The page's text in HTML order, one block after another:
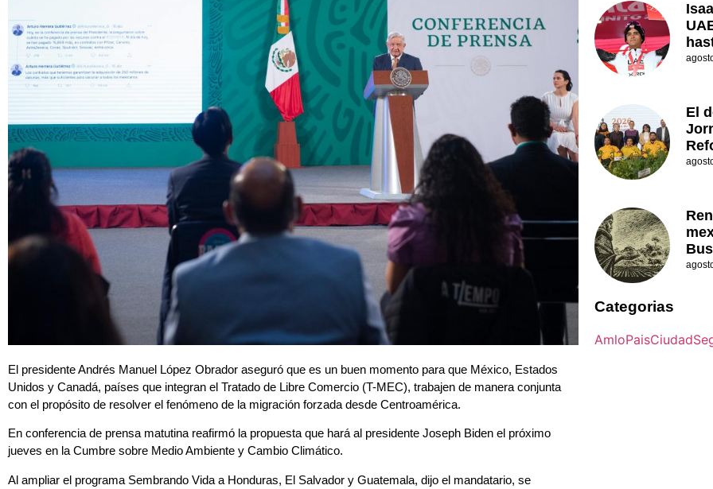
El presidente Andrés Manuel López Obrador aseguró que es un buen momento para que México, Estados
Unidos y Canadá, países que integran el Tratado de Libre Comercio (T-MEC), trabajen de manera conjunta
con el propósito de resolver el fenómeno de la migración forzada desde Centroamérica.
En conferencia de prensa matutina reafirmó la propuesta que hará al presidente Joseph Biden el próximo
jueves en la Cumbre sobre Medio Ambiente y Cambio Climático.
Al ampliar el programa Sembrando Vida a Honduras, El Salvador y Guatemala, dijo el mandatario, se
El
Categorias
AmloPaisCiudad